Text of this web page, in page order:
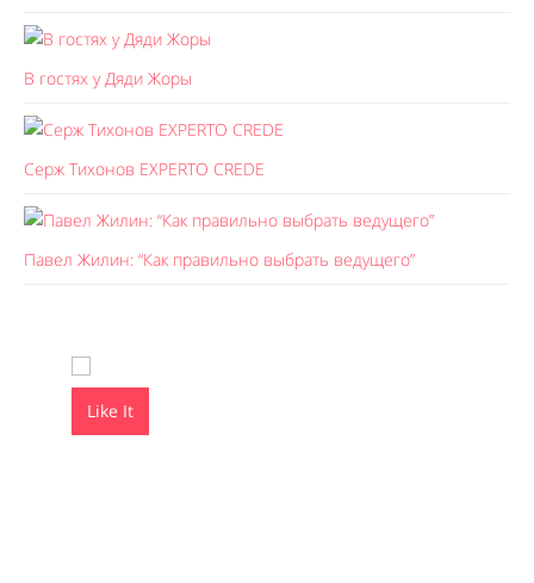
В гостях у Дяди Жоры
Серж Тихонов EXPERTO CREDE
Павел Жилин: “Как правильно выбрать ведущего”
Like It